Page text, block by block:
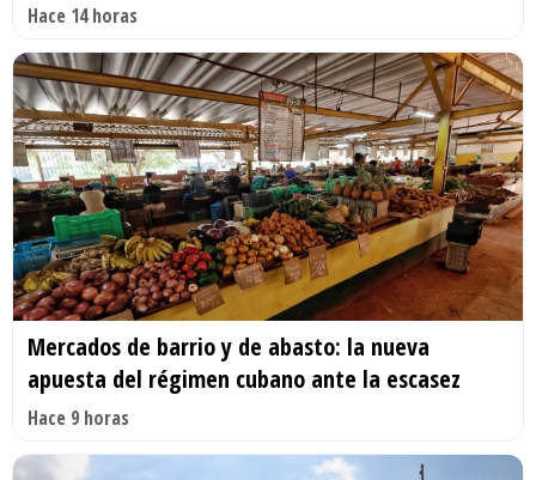
Hace 14 horas
Mercados de barrio y de abasto: la nueva
apuesta del régimen cubano ante la escasez
Hace 9 horas